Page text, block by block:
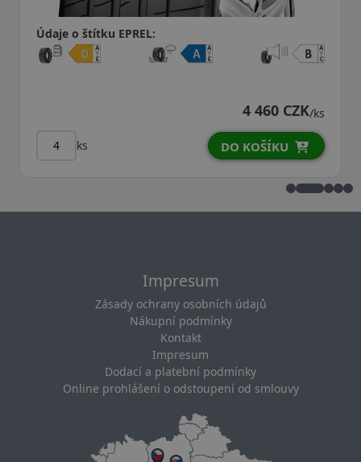
štítku EPREL:
/ks
DO KOŠÍKU
Impresum
Zásady ochrany osobních údajů
Nákupní podmínky
Kontakt
Impresum
Dodací a platební podmínky
Online prohlášení o odstoupení od smlouvy